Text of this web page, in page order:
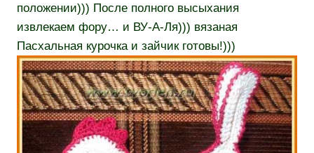
положении))) После полного высыхания
извлекаем фору… и ВУ-А-Ля))) вязаная
Пасхальная курочка и зайчик готовы!)))